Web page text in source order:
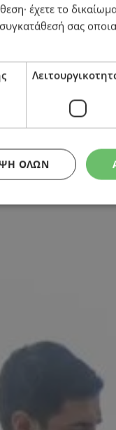
έχετε το
σας
ΌΛΩΝ